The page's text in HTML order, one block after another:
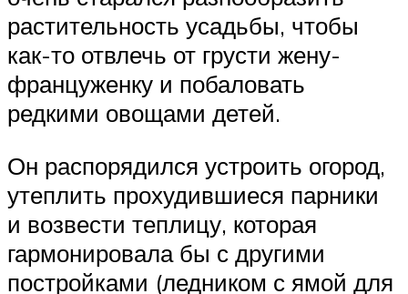
растительность усадьбы, чтобы
как-то отвлечь от грусти жену-
француженку и побаловать
редкими овощами детей.
Он распорядился устроить огород,
утеплить прохудившиеся парники
и возвести теплицу, которая
гармонировала бы с другими
постройками (ледником с ямой для